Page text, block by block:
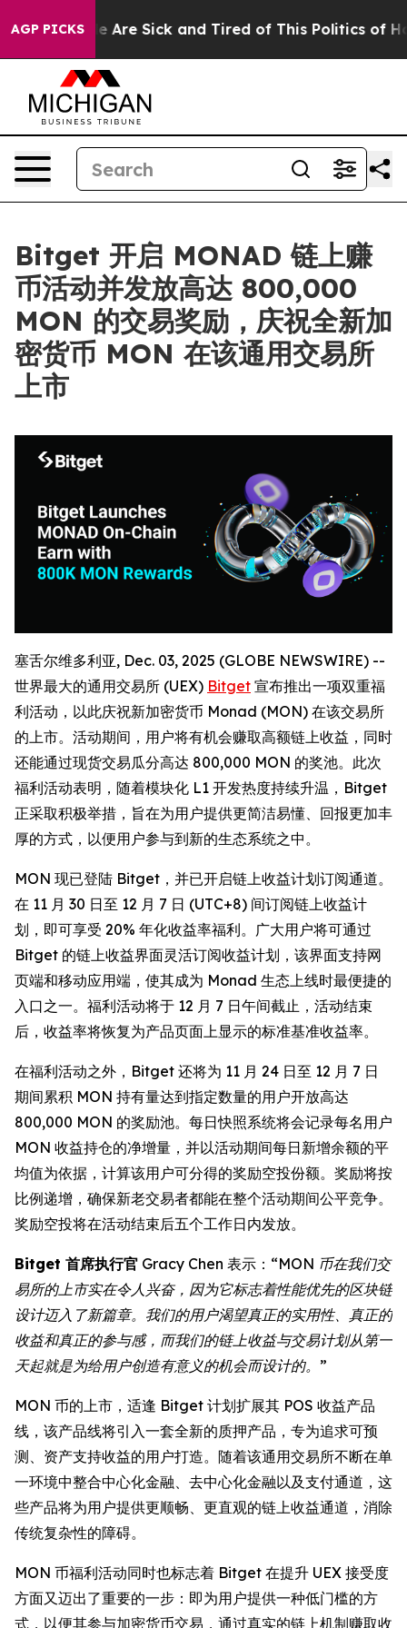
AGP PICKS
“People Are Sick and Tired of This Politics of
Bitget 开启 MONAD 链上赚
币活动并发放高达 800,000
MON 的交易奖励，庆祝全新加
密货币 MON 在该通用交易所
上市
塞舌尔维多利亚, Dec. 03, 2025 (GLOBE NEWSWIRE) --
世界最大的通用交易所 (UEX) Bitget 宣布推出一项双重福
利活动，以此庆祝新加密货币 Monad (MON) 在该交易所
的上市。活动期间，用户将有机会赚取高额链上收益，同时
还能通过现货交易瓜分高达 800,000 MON 的奖池。此次
福利活动表明，随着模块化 L1 开发热度持续升温，Bitget
正采取积极举措，旨在为用户提供更简洁易懂、回报更加丰
厚的方式，以便用户参与到新的生态系统之中。
MON 现已登陆 Bitget，并已开启链上收益计划订阅通道。
在 11 月 30 日至 12 月 7 日 (UTC+8) 间订阅链上收益计
划，即可享受 20% 年化收益率福利。广大用户将可通过
Bitget 的链上收益界面灵活订阅收益计划，该界面支持网
页端和移动应用端，使其成为 Monad 生态上线时最便捷的
入口之一。福利活动将于 12 月 7 日午间截止，活动结束
后，收益率将恢复为产品页面上显示的标准基准收益率。
在福利活动之外，Bitget 还将为 11 月 24 日至 12 月 7 日
期间累积 MON 持有量达到指定数量的用户开放高达
800,000 MON 的奖励池。每日快照系统将会记录每名用户
MON 收益持仓的净增量，并以活动期间每日新增余额的平
均值为依据，计算该用户可分得的奖励空投份额。奖励将按
比例递增，确保新老交易者都能在整个活动期间公平竞争。
奖励空投将在活动结束后五个工作日内发放。
Bitget 首席执行官 Gracy Chen 表示： “MON 币在我们交
易所的上市实在令人兴奋，因为它标志着性能优先的区块链
设计迈入了新篇章。我们的用户渴望真正的实用性、真正的
收益和真正的参与感，而我们的链上收益与交易计划从第一
天起就是为给用户创造有意义的机会而设计的。”
MON 币的上市，适逢 Bitget 计划扩展其 POS 收益产品
线，该产品线将引入一套全新的质押产品，专为追求可预
测、资产支持收益的用户打造。随着该通用交易所不断在单
一环境中整合中心化金融、去中心化金融以及支付通道，这
些产品将为用户提供更顺畅、更直观的链上收益通道，消除
传统复杂性的障碍。
MON 币福利活动同时也标志着 Bitget 在提升 UEX 接受度
方面又迈出了重要的一步：即为用户提供一种低门槛的方
式，以便其参与加密货币交易，通过真实的链上机制赚取收